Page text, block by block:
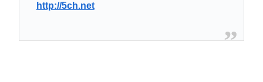
http://5ch.net